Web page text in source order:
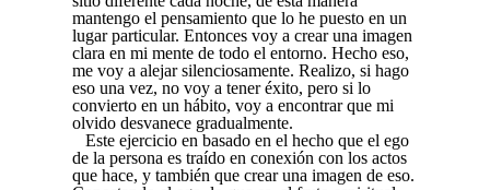
mantengo el pensamiento que lo he puesto en un
lugar particular. Entonces voy a crear una imagen
clara en mi mente de todo el entorno. Hecho eso,
me voy a alejar silenciosamente. Realizo, si hago
eso una vez, no voy a tener éxito, pero si lo
convierto en un hábito, voy a encontrar que mi
olvido desvanece gradualmente.
Este ejercicio en basado en el hecho que el ego
de la persona es traído en conexión con los actos
que hace, y también que crear una imagen de eso.